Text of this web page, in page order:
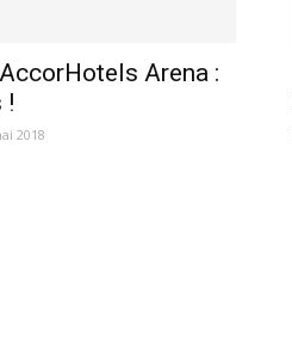
Arena :
!
2018